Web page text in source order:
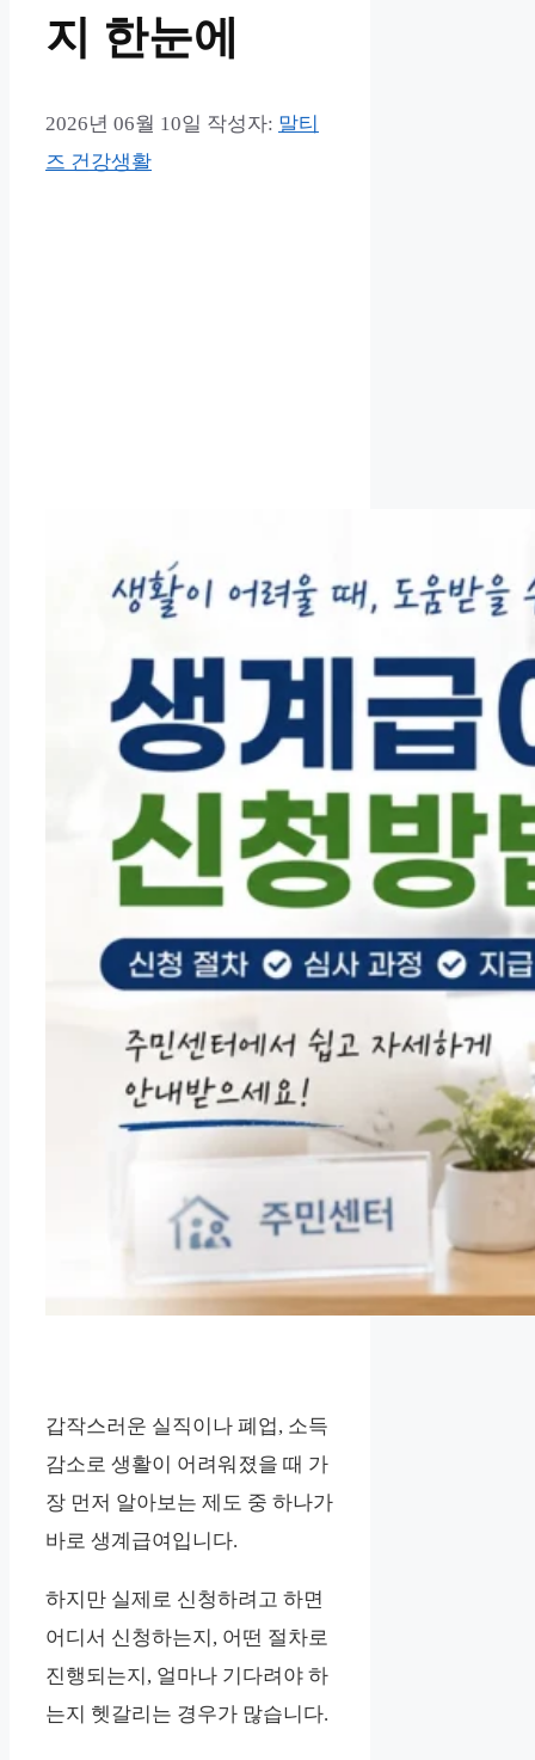
지 한눈에
2026년 06월 10일 작성자: 말티
즈 건강생활
갑작스러운 실직이나 폐업, 소득
감소로 생활이 어려워졌을 때 가
장 먼저 알아보는 제도 중 하나가
바로 생계급여입니다.
하지만 실제로 신청하려고 하면
어디서 신청하는지, 어떤 절차로
진행되는지, 얼마나 기다려야 하
는지 헷갈리는 경우가 많습니다.